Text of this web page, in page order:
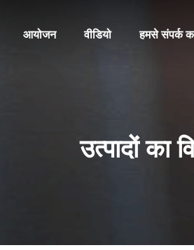
आयोजन वीडियो हमसे संपर्क
उत्पादों का